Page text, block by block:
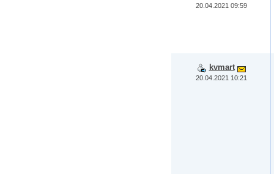
20.04.2021 09:59
kvmart
20.04.2021 10:21